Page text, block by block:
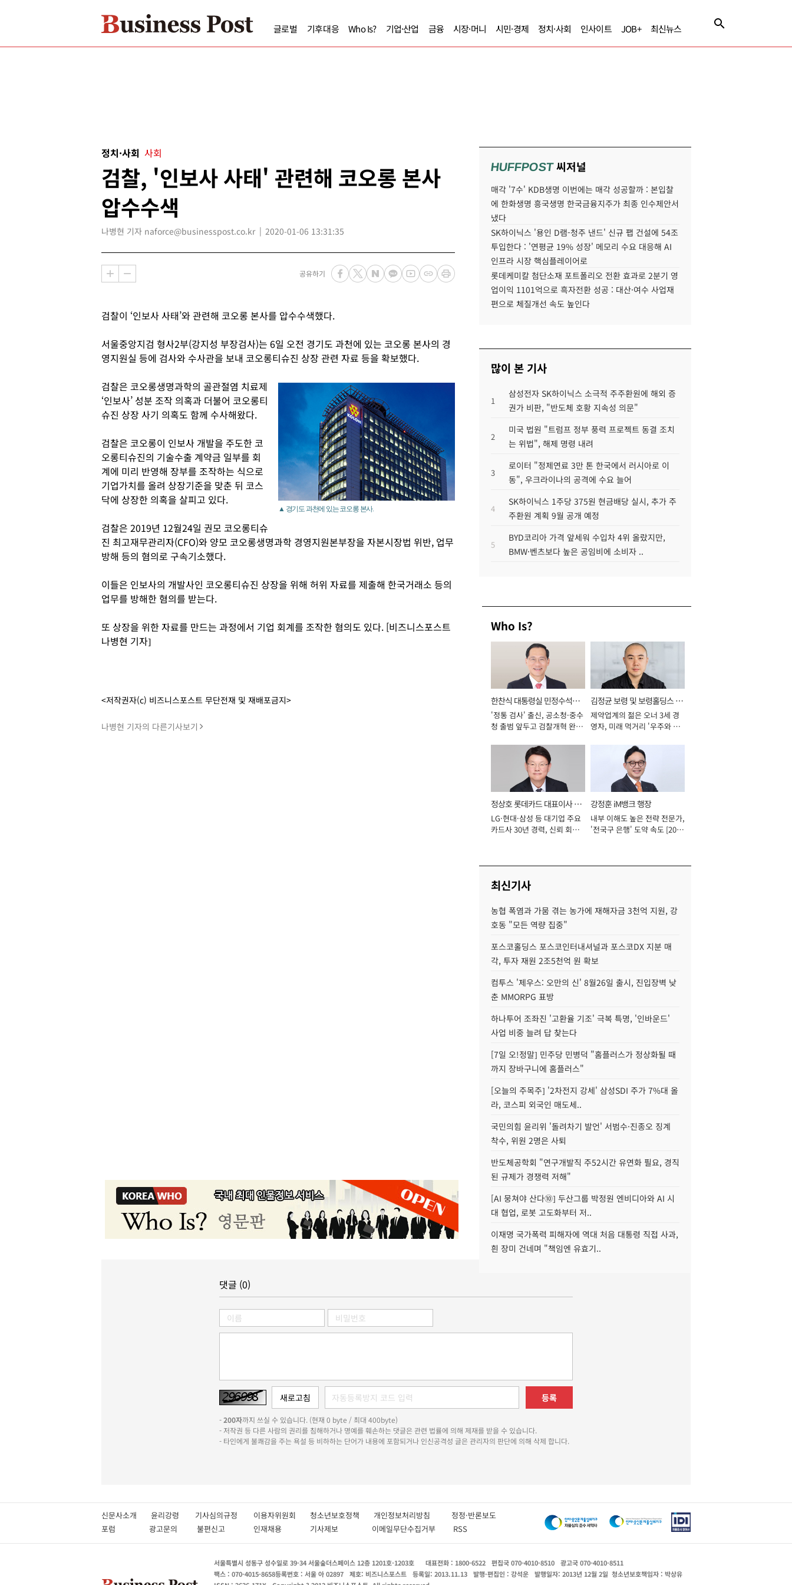
글로벌 기후대응 Who Is? 기업·산업 금융 시장·머니 시민·경제 정치·사회 인사이트 JOB+ 최신뉴스
정치·사회 사회
검찰, '인보사 사태' 관련해 코오롱 본사
압수수색
나병현 기자 naforce@businesspost.co.kr 2020-01-06 13:31:35
공유하기
검찰이 ‘인보사 사태’와 관련해 코오롱 본사를 압수수색했다.
서울중앙지검 형사2부(강지성 부장검사)는 6일 오전 경기도 과천에 있는 코오롱 본사의 경
영지원실 등에 검사와 수사관을 보내 코오롱티슈진 상장 관련 자료 등을 확보했다.
▲ 경기도 과천에 있는 코오롱 본사.
검찰은 코오롱생명과학의 골관절염 치료제
‘인보사’ 성분 조작 의혹과 더불어 코오롱티
슈진 상장 사기 의혹도 함께 수사해왔다.
검찰은 코오롱이 인보사 개발을 주도한 코
오롱티슈진의 기술수출 계약금 일부를 회
계에 미리 반영해 장부를 조작하는 식으로
기업가치를 올려 상장기준을 맞춘 뒤 코스
닥에 상장한 의혹을 살피고 있다.
검찰은 2019년 12월24일 권모 코오롱티슈
진 최고재무관리자(CFO)와 양모 코오롱생명과학 경영지원본부장을 자본시장법 위반, 업무
방해 등의 혐의로 구속기소했다.
이들은 인보사의 개발사인 코오롱티슈진 상장을 위해 허위 자료를 제출해 한국거래소 등의
업무를 방해한 혐의를 받는다.
또 상장을 위한 자료를 만드는 과정에서 기업 회계를 조작한 혐의도 있다. [비즈니스포스트
나병현 기자]
<저작권자(c) 비즈니스포스트 무단전재 및 재배포금지>
나병현 기자의 다른기사보기
HUFFPOST씨저널
매각 '7수' KDB생명 이번에는 매각 성공할까 : 본입찰
에 한화생명 흥국생명 한국금융지주가 최종 인수제안서
냈다
SK하이닉스 '용인 D램-청주 낸드' 신규 팹 건설에 54조
투입한다 : '연평균 19% 성장' 메모리 수요 대응해 AI
인프라 시장 핵심플레이어로
롯데케미칼 첨단소재 포트폴리오 전환 효과로 2분기 영
업이익 1101억으로 흑자전환 성공 : 대산·여수 사업재
편으로 체질개선 속도 높인다
많이 본 기사
1
삼성전자 SK하이닉스 소극적 주주환원에 해외 증
권가 비판, "반도체 호황 지속성 의문"
2
미국 법원 "트럼프 정부 풍력 프로젝트 동결 조치
는 위법", 해제 명령 내려
3
로이터 "정제연료 3만 톤 한국에서 러시아로 이
동", 우크라이나의 공격에 수요 늘어
4
SK하이닉스 1주당 375원 현금배당 실시, 추가 주
주환원 계획 9월 공개 예정
5
BYD코리아 가격 앞세워 수입차 4위 올랐지만,
BMW·벤츠보다 높은 공임비에 소비자 ..
Who Is?
한찬식 대통령실 민정수석비
서관
'정통 검사' 출신, 공소청·중수
청 출범 앞두고 검찰개혁 완수
김정균 보령 및 보령홀딩스 대
표이사 사장
제약업계의 젊은 오너 3세 경
영자, 미래 먹거리 '우주와 헬
정상호 롯데카드 대표이사 사
장
LG·현대·삼성 등 대기업 주요
카드사 30년 경력, 신뢰 회복
강정훈 iM뱅크 행장
내부 이해도 높은 전략 전문가,
'전국구 은행' 도약 속도 [2026
최신기사
농협 폭염과 가뭄 겪는 농가에 재해자금 3천억 지원, 강
호동 "모든 역량 집중"
포스코홀딩스 포스코인터내셔널과 포스코DX 지분 매
각, 투자 재원 2조5천억 원 확보
컴투스 '제우스: 오만의 신' 8월26일 출시, 진입장벽 낮
춘 MMORPG 표방
하나투어 조좌진 '고환율 기조' 극복 특명, '인바운드'
사업 비중 늘려 답 찾는다
[7일 오!정말] 민주당 민병덕 "홈플러스가 정상화될 때
까지 장바구니에 홈플러스"
[오늘의 주목주] '2차전지 강세' 삼성SDI 주가 7%대 올
라, 코스피 외국인 매도세..
국민의힘 윤리위 '돌려차기 발언' 서범수·진종오 징계
착수, 위원 2명은 사퇴
반도체공학회 "연구개발직 주52시간 유연화 필요, 경직
된 규제가 경쟁력 저해"
[AI 뭉쳐야 산다⑩] 두산그룹 박정원 엔비디아와 AI 시
대 협업, 로봇 고도화부터 저..
이재명 국가폭력 피해자에 역대 처음 대통령 직접 사과,
흰 장미 건네며 "책임엔 유효기..
댓글 (0)
등록
-200자까지 쓰실 수 있습니다. (현재 0 byte / 최대 400byte)
- 저작권 등 다른 사람의 권리를 침해하거나 명예를 훼손하는 댓글은 관련 법률에 의해 제재를 받을 수 있습니다.
- 타인에게 불쾌감을 주는 욕설 등 비하하는 단어가 내용에 포함되거나 인신공격성 글은 관리자의 판단에 의해 삭제 합니다.
신문사소개 윤리강령 기사심의규정 이용자위원회 청소년보호정책 개인정보처리방침 정정·반론보도
포럼
광고문의 불편신고 인재채용 기사제보 이메일무단수집거부 RSS
서울특별시 성동구 성수일로 39-34 서울숲더스페이스 12층 1201호-1203호 대표전화 : 1800-6522 편집국 070-4010-8510
광고국 070-4010-8511
팩스 : 070-4015-8658등록번호 : 서울 아 02897 제호: 비즈니스포스트 등록일: 2013.11.13 발행·편집인 : 강석운 발행일자: 2013년 12월 2일 청소년보호책임자 : 박상유